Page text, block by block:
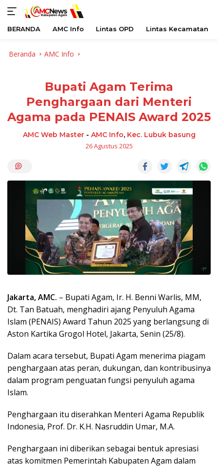
BERANDA AMC Info Lintas OPD Lintas Kecamatan
Beranda AMC Info
Bupati Agam Terima
Penghargaan dari Menteri
Agama pada PENAIS Award 2025
AMC Web Master- AMC Info, Kec. Lubuk basung
26 Agustus 2025
Jakarta, AMC. – Bupati Agam, Ir. H. Benni Warlis, MM,
Dt. Tan Batuah, menghadiri ajang Penyuluh Agama
Islam (PENAIS) Award Tahun 2025 yang berlangsung di
Aston Kartika Grogol Hotel, Jakarta, Senin (25/8).
Dalam acara tersebut, Bupati Agam menerima piagam
penghargaan atas peran, dukungan, dan kontribusinya
dalam program penguatan fungsi penyuluh agama
Islam.
Penghargaan itu diserahkan Menteri Agama Republik
Indonesia, Prof. Dr. K.H. Nasruddin Umar, M.A.
Penghargaan ini diberikan sebagai bentuk apresiasi
atas komitmen Pemerintah Kabupaten Agam dalam